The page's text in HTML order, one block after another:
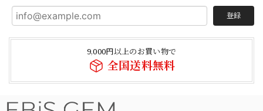
登録
9,000円以上のお買い物で
全国送料無料